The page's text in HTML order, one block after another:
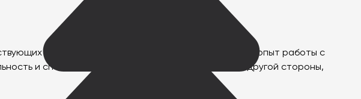
клиентов. Клиенты, имеющие положительный опыт работы с
и способствовать повторному обращению. С другой стороны,